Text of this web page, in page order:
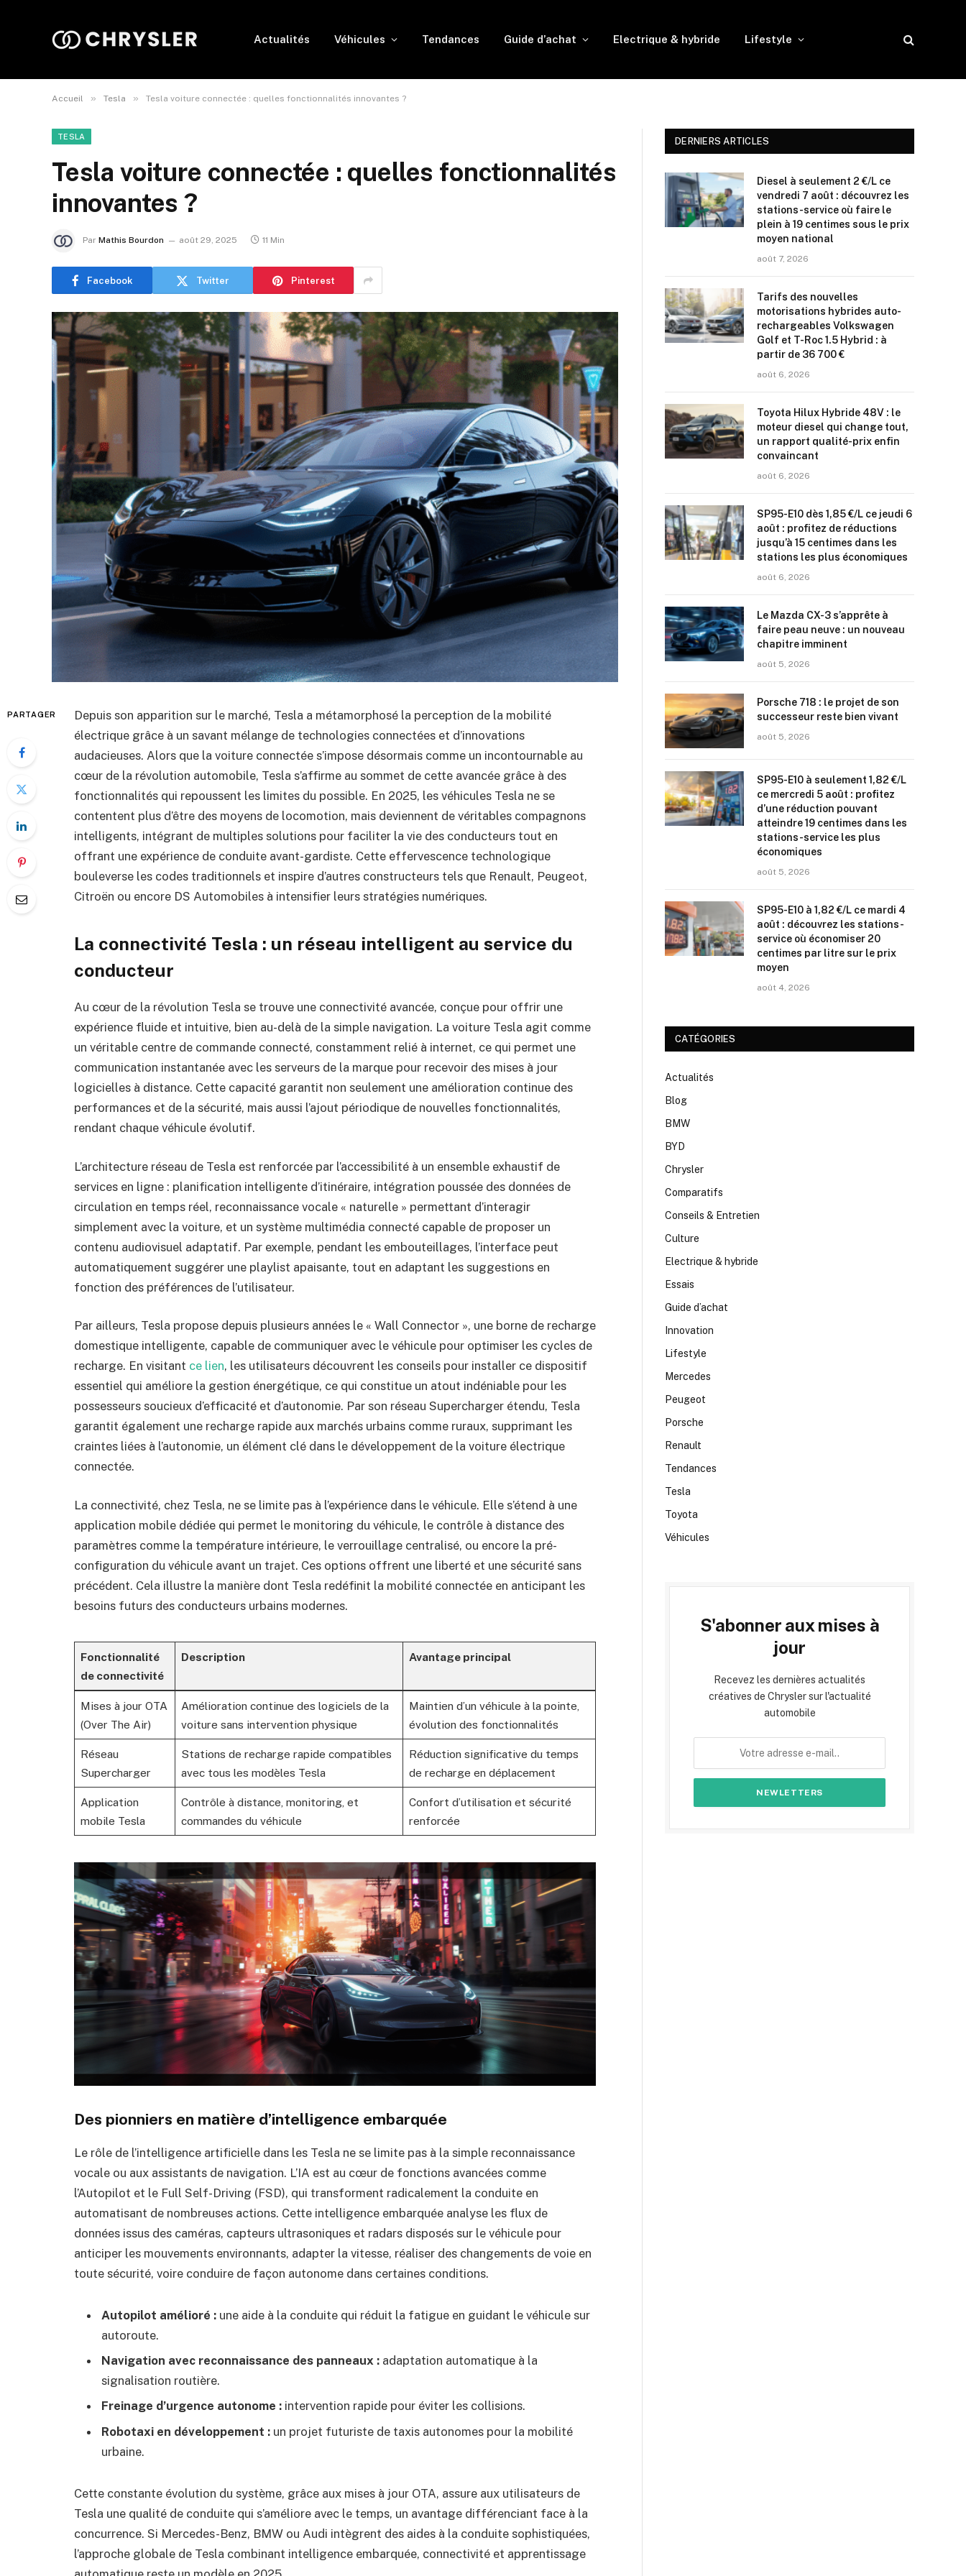
Actualités Véhicules Tendances Guide d’achat Electrique & hybride Lifestyle
Accueil » Tesla » Tesla voiture connectée : quelles fonctionnalités innovantes ?
TESLA
Tesla voiture connectée : quelles fonctionnalités
innovantes ?
Par Mathis Bourdon août 29, 2025 11 Min
Facebook Twitter Pinterest
PARTAGER
Depuis son apparition sur le marché, Tesla a métamorphosé la perception de la mobilité
électrique grâce à un savant mélange de technologies connectées et d’innovations
audacieuses. Alors que la voiture connectée s’impose désormais comme un incontournable au
cœur de la révolution automobile, Tesla s’affirme au sommet de cette avancée grâce à des
fonctionnalités qui repoussent les limites du possible. En 2025, les véhicules Tesla ne se
contentent plus d’être des moyens de locomotion, mais deviennent de véritables compagnons
intelligents, intégrant de multiples solutions pour faciliter la vie des conducteurs tout en
offrant une expérience de conduite avant-gardiste. Cette effervescence technologique
bouleverse les codes traditionnels et inspire d’autres constructeurs tels que Renault, Peugeot,
Citroën ou encore DS Automobiles à intensifier leurs stratégies numériques.
La connectivité Tesla : un réseau intelligent au service du
conducteur
Au cœur de la révolution Tesla se trouve une connectivité avancée, conçue pour offrir une
expérience fluide et intuitive, bien au-delà de la simple navigation. La voiture Tesla agit comme
un véritable centre de commande connecté, constamment relié à internet, ce qui permet une
communication instantanée avec les serveurs de la marque pour recevoir des mises à jour
logicielles à distance. Cette capacité garantit non seulement une amélioration continue des
performances et de la sécurité, mais aussi l’ajout périodique de nouvelles fonctionnalités,
rendant chaque véhicule évolutif.
L’architecture réseau de Tesla est renforcée par l’accessibilité à un ensemble exhaustif de
services en ligne : planification intelligente d’itinéraire, intégration poussée des données de
circulation en temps réel, reconnaissance vocale « naturelle » permettant d’interagir
simplement avec la voiture, et un système multimédia connecté capable de proposer un
contenu audiovisuel adaptatif. Par exemple, pendant les embouteillages, l’interface peut
automatiquement suggérer une playlist apaisante, tout en adaptant les suggestions en
fonction des préférences de l’utilisateur.
Par ailleurs, Tesla propose depuis plusieurs années le « Wall Connector », une borne de recharge
domestique intelligente, capable de communiquer avec le véhicule pour optimiser les cycles de
recharge. En visitant ce lien, les utilisateurs découvrent les conseils pour installer ce dispositif
essentiel qui améliore la gestion énergétique, ce qui constitue un atout indéniable pour les
possesseurs soucieux d’efficacité et d’autonomie. Par son réseau Supercharger étendu, Tesla
garantit également une recharge rapide aux marchés urbains comme ruraux, supprimant les
craintes liées à l’autonomie, un élément clé dans le développement de la voiture électrique
connectée.
La connectivité, chez Tesla, ne se limite pas à l’expérience dans le véhicule. Elle s’étend à une
application mobile dédiée qui permet le monitoring du véhicule, le contrôle à distance des
paramètres comme la température intérieure, le verrouillage centralisé, ou encore la pré-
configuration du véhicule avant un trajet. Ces options offrent une liberté et une sécurité sans
précédent. Cela illustre la manière dont Tesla redéfinit la mobilité connectée en anticipant les
besoins futurs des conducteurs urbains modernes.
Fonctionnalité
de connectivité
Description Avantage principal
Mises à jour OTA
(Over The Air)
Amélioration continue des logiciels de la
voiture sans intervention physique
Maintien d’un véhicule à la pointe,
évolution des fonctionnalités
Réseau
Supercharger
Stations de recharge rapide compatibles
avec tous les modèles Tesla
Réduction significative du temps
de recharge en déplacement
Application
mobile Tesla
Contrôle à distance, monitoring, et
commandes du véhicule
Confort d’utilisation et sécurité
renforcée
Des pionniers en matière d’intelligence embarquée
Le rôle de l’intelligence artificielle dans les Tesla ne se limite pas à la simple reconnaissance
vocale ou aux assistants de navigation. L’IA est au cœur de fonctions avancées comme
l’Autopilot et le Full Self-Driving (FSD), qui transforment radicalement la conduite en
automatisant de nombreuses actions. Cette intelligence embarquée analyse les flux de
données issus des caméras, capteurs ultrasoniques et radars disposés sur le véhicule pour
anticiper les mouvements environnants, adapter la vitesse, réaliser des changements de voie en
toute sécurité, voire conduire de façon autonome dans certaines conditions.
Autopilot amélioré : une aide à la conduite qui réduit la fatigue en guidant le véhicule sur
autoroute.
Navigation avec reconnaissance des panneaux : adaptation automatique à la
signalisation routière.
Freinage d’urgence autonome : intervention rapide pour éviter les collisions.
Robotaxi en développement : un projet futuriste de taxis autonomes pour la mobilité
urbaine.
Cette constante évolution du système, grâce aux mises à jour OTA, assure aux utilisateurs de
Tesla une qualité de conduite qui s’améliore avec le temps, un avantage différenciant face à la
concurrence. Si Mercedes-Benz, BMW ou Audi intègrent des aides à la conduite sophistiquées,
l’approche globale de Tesla combinant intelligence embarquée, connectivité et apprentissage
DERNIERS ARTICLES
Diesel à seulement 2 €/L ce
vendredi 7 août : découvrez les
stations-service où faire le
plein à 19 centimes sous le prix
moyen national
août 7, 2026
Tarifs des nouvelles
motorisations hybrides auto-
rechargeables Volkswagen
Golf et T-Roc 1.5 Hybrid : à
partir de 36 700 €
août 6, 2026
Toyota Hilux Hybride 48V : le
moteur diesel qui change tout,
un rapport qualité-prix enfin
convaincant
août 6, 2026
SP95-E10 dès 1,85 €/L ce jeudi 6
août : profitez de réductions
jusqu’à 15 centimes dans les
stations les plus économiques
août 6, 2026
Le Mazda CX-3 s’apprête à
faire peau neuve : un nouveau
chapitre imminent
août 5, 2026
Porsche 718 : le projet de son
successeur reste bien vivant
août 5, 2026
SP95-E10 à seulement 1,82 €/L
ce mercredi 5 août : profitez
d’une réduction pouvant
atteindre 19 centimes dans les
stations-service les plus
économiques
août 5, 2026
SP95-E10 à 1,82 €/L ce mardi 4
août : découvrez les stations-
service où économiser 20
centimes par litre sur le prix
moyen
août 4, 2026
CATÉGORIES
Actualités
Blog
BMW
BYD
Chrysler
Comparatifs
Conseils & Entretien
Culture
Electrique & hybride
Essais
Guide d’achat
Innovation
Lifestyle
Mercedes
Peugeot
Porsche
Renault
Tendances
Tesla
Toyota
Véhicules
S'abonner aux mises à
jour
Recevez les dernières actualités
créatives de Chrysler sur l'actualité
automobile